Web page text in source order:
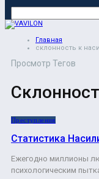
Главная
склонность к
Просмотр Тегов
Преступления
Статистика
Ежегодно миллионы
психологическим